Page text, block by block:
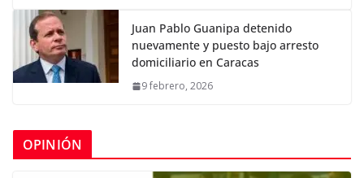
Juan Pablo Guanipa detenido
nuevamente y puesto bajo arresto
domiciliario en Caracas
9 febrero, 2026
OPINIÓN